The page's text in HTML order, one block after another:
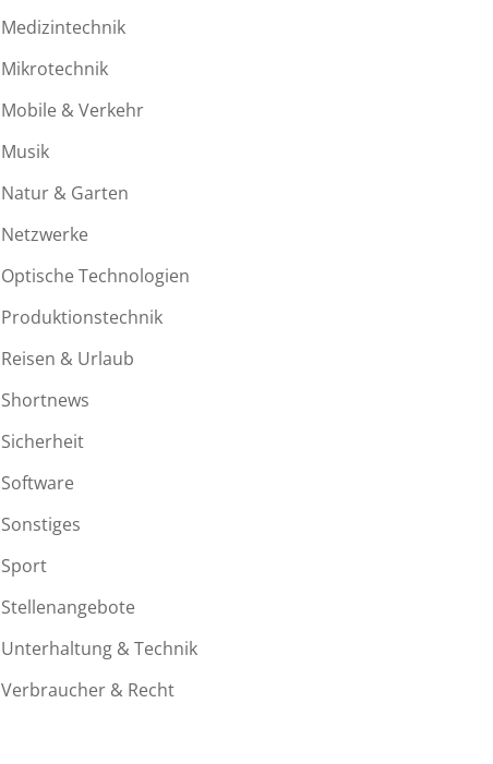
Medizintechnik
Mikrotechnik
Mobile & Verkehr
Musik
Natur & Garten
Netzwerke
Optische Technologien
Produktionstechnik
Reisen & Urlaub
Shortnews
Sicherheit
Software
Sonstiges
Sport
Stellenangebote
Unterhaltung & Technik
Verbraucher & Recht